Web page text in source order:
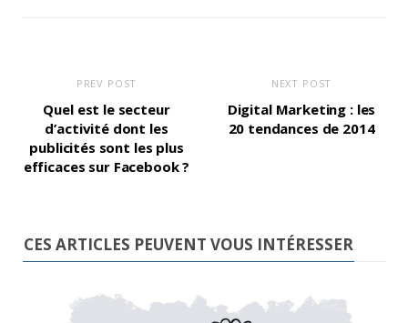
PREV POST
Quel est le secteur
d’activité dont les
publicités sont les plus
efficaces sur Facebook ?
NEXT POST
Digital Marketing : les
20 tendances de 2014
CES ARTICLES PEUVENT VOUS INTÉRESSER